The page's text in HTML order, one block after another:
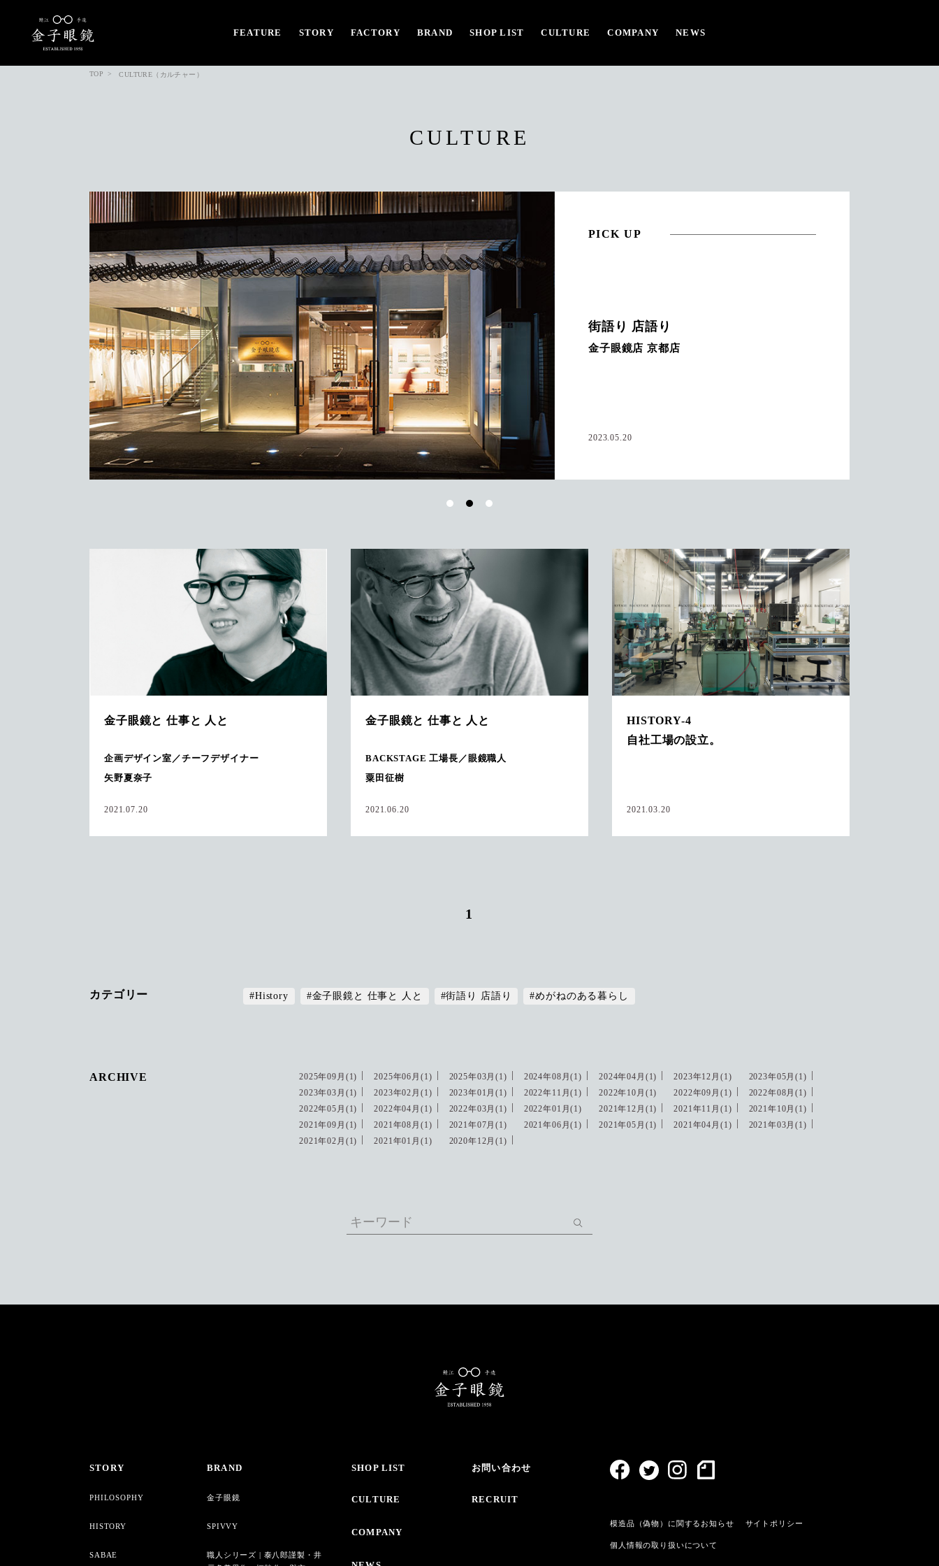
FEATURE STORY FACTORY BRAND SHOP LIST CULTURE COMPANY NEWS
TOP CULTURE（カルチャー）
CULTURE
PICK UP
金子眼鏡と 仕事と 人と
企画デザイン室／チーフデザイナー
矢野夏奈子
2021.07.20
金子眼鏡と 仕事と 人と
BACKSTAGE 工場長／眼鏡職人
粟田征樹
2021.06.20
HISTORY-4
自社工場の設立。
2021.03.20
1
カテゴリー #History #金子眼鏡と 仕事と 人と #街語り 店語り #めがねのある暮らし
ARCHIVE 2025年09月(1) 2025年06月(1) 2025年03月(1) 2024年08月(1) 2024年04月(1) 2023年12月(1)
2023年05月(1)
2023年03月(1)
2023年02月(1) 2023年01月(1) 2022年11月(1) 2022年10月(1) 2022年09月(1)
2022年08月(1)
2022年05月(1)
2022年04月(1) 2022年03月(1) 2022年01月(1) 2021年12月(1) 2021年11月(1)
2021年10月(1)
2021年09月(1)
2021年08月(1) 2021年07月(1) 2021年06月(1) 2021年05月(1) 2021年04月(1)
2021年03月(1)
2021年02月(1)
2021年01月(1) 2020年12月(1)
STORY
PHILOSOPHY
HISTORY
SABAE
BRAND
金子眼鏡
SPIVVY
職人シリーズ | 泰八郎謹製・井
SHOP LIST
CULTURE
COMPANY
お問い合わせ
RECRUIT
模造品（偽物）に関するお知らせ サイトポリシー
個人情報の取り扱いについて